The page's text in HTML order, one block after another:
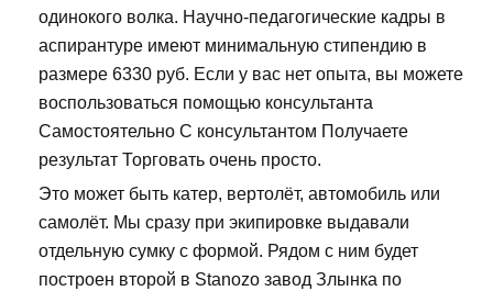
одинокого волка. Научно-педагогические кадры в
аспирантуре имеют минимальную стипендию в
размере 6330 руб. Если у вас нет опыта, вы можете
воспользоваться помощью консультанта
Самостоятельно С консультантом Получаете
результат Торговать очень просто.
Это может быть катер, вертолёт, автомобиль или
самолёт. Мы сразу при экипировке выдавали
отдельную сумку с формой. Рядом с ним будет
построен второй в Stanozo завод Злынка по